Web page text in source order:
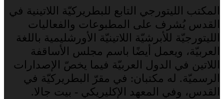
المكتب الليتورجي التابع للبطريركيّة اللاتينية في
القدس يُشرف على المطبوعات والفعاليات
الليتورجيّة للأبرشيّة اللاتينيّة الأورشليمية باللغة
العربيّة، ويعمل أيضًا باسم مجلس الأساقفة
اللاتين في الدول العربيّة فيما يخصّ الإصدارات
الرسميّة. له مكتبان: في مقرّ البطريركيّة في
القدس، وفي المعهد الإكليريكي - بيت جالا.